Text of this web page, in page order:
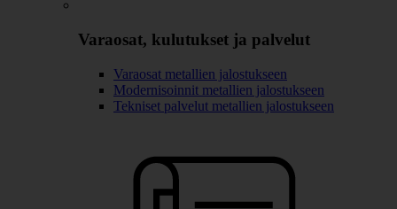
Varaosat, kulutukset ja palvelut
Varaosat metallien jalostukseen
Modernisoinnit metallien jalostukseen
Tekniset palvelut metallien jalostukseen